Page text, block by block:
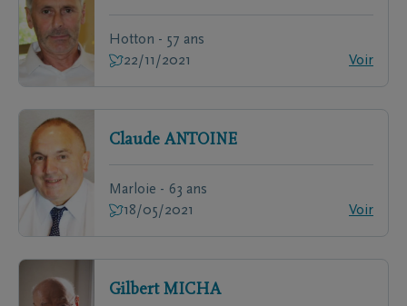
Hotton - 57 ans
22/11/2021
Voir
Claude ANTOINE
Marloie - 63 ans
18/05/2021
Voir
Gilbert MICHA